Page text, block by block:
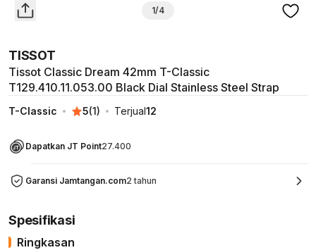
1/4
TISSOT
Tissot Classic Dream 42mm T-Classic
T129.410.11.053.00 Black Dial Stainless Steel Strap
T-Classic 5(1) Terjual12
Dapatkan JT Point27.400
Garansi Jamtangan.com2 tahun
Spesifikasi
Ringkasan